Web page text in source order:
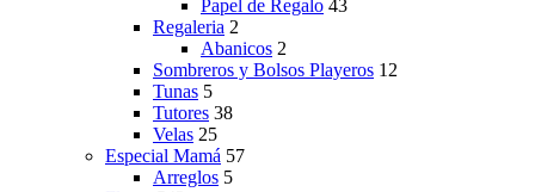
Papel de Regalo 43
Regaleria 2
Abanicos 2
Sombreros y Bolsos Playeros 12
Tunas 5
Tutores 38
Velas 25
Especial Mamá 57
Arreglos 5